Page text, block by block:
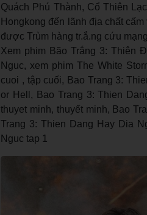
Quách Phú Thành, Cổ Thiên
Hongkong đến lãnh địa chất
được Trùm hàng tr.ắ.ng cứu
Xem phim Bão Trắng 3: Thiên
Nguc, xem phim The White
cuoi , tập cuối, Bao Trang 3:
or Hell, Bao Trang 3: Thien
thuyet minh, thuyết minh, Bao
Trang 3: Thien Dang Hay Dia
Nguc tap 1